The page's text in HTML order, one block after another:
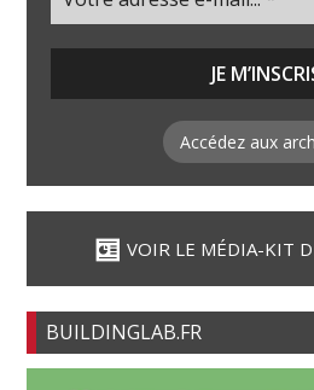
Accédez aux
VOIR LE MÉDIA-KIT
BUILDINGLAB.FR